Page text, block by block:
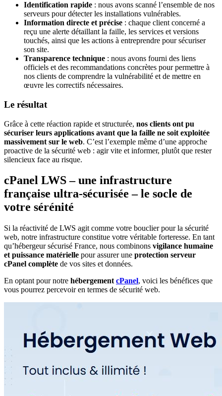
Identification rapide : nous avons scanné l’ensemble de nos
serveurs pour détecter les installations vulnérables.
Information directe et précise : chaque client concerné a
reçu une alerte détaillant la faille, les services et versions
touchés, ainsi que les actions à entreprendre pour sécuriser
son site.
Transparence technique : nous avons fourni des liens
officiels et des recommandations concrètes pour permettre à
nos clients de comprendre la vulnérabilité et de mettre en
œuvre les correctifs nécessaires.
Le résultat
Grâce à cette réaction rapide et structurée, nos clients ont pu
sécuriser leurs applications avant que la faille ne soit exploitée
massivement sur le web. C’est l’exemple même d’une approche
proactive de la sécurité web : agir vite et informer, plutôt que rester
silencieux face au risque.
cPanel LWS – une infrastructure
française ultra-sécurisée – le socle de
votre sérénité
Si la réactivité de LWS agit comme votre bouclier pour la sécurité
web, notre infrastructure constitue votre véritable forteresse. En tant
qu’hébergeur sécurisé France, nous combinons vigilance humaine
et puissance matérielle pour assurer une protection serveur
cPanel complète de vos sites et données.
En optant pour notre hébergement cPanel, voici les bénéfices que
vous pourrez percevoir en termes de sécurité web.